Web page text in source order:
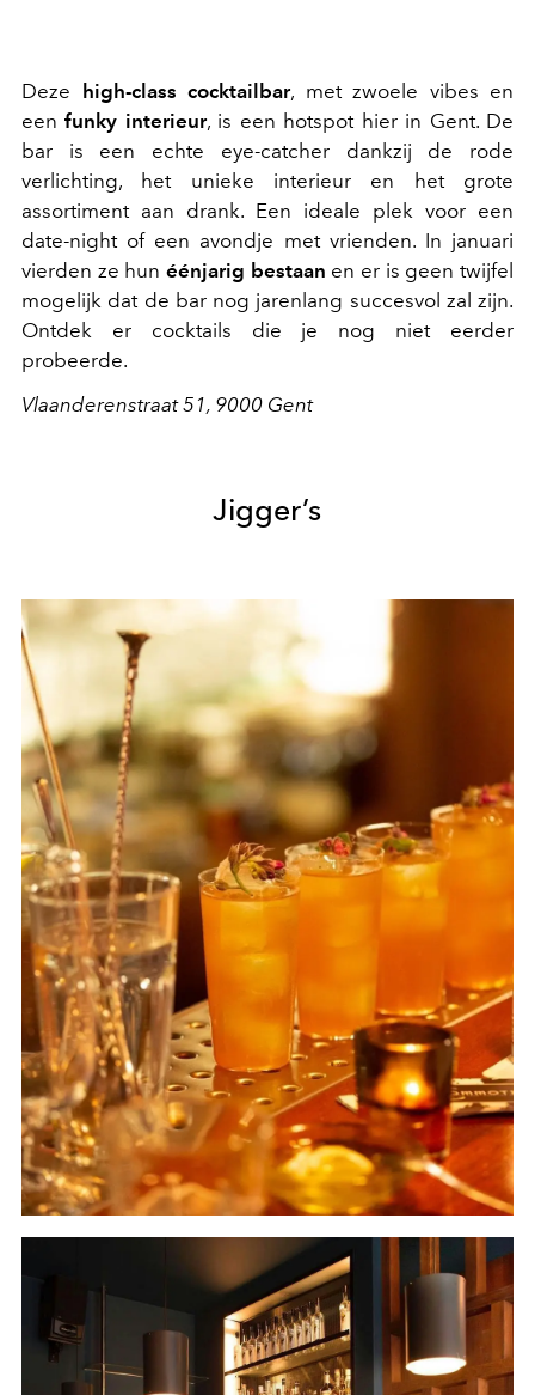
Deze high-class cocktailbar, met zwoele vibes en
eenfunky interieur, is een hotspot hier in Gent. De
bar is een echte eye-catcher dankzij de rode
verlichting, het unieke interieur en het grote
assortiment aan drank. Een ideale plek voor een
date-night of een avondje met vrienden. In januari
vierden ze hun éénjarig bestaan en er is geen twijfel
mogelijk dat de bar nog jarenlang succesvol zal zijn.
Ontdek er cocktails die je nog niet eerder
probeerde.
Vlaanderenstraat 51, 9000 Gent
Jigger’s